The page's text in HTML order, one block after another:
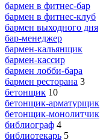
бармен в фитнес-бар
бармен в фитнес-клуб
бармен выходного дня
бар-менеджер
бармен-кальянщик
бармен-кассир
бармен лобби-бара
бармен ресторана 3
бетонщик 10
бетонщик-арматурщик
бетонщик-монолитчик
библиограф 4
библиотекарь 5